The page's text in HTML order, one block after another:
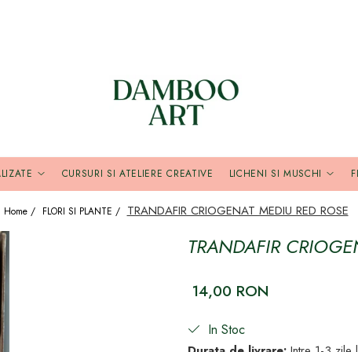
CURSURI SI ATELIERE CREATIVE LICHENI SI MUSCHI
Home / FLORI SI PLANTE / TRANDAFIR CRIOGENAT MEDIU RED ROSE
TRANDAFIR
14,00 RON
In Stoc